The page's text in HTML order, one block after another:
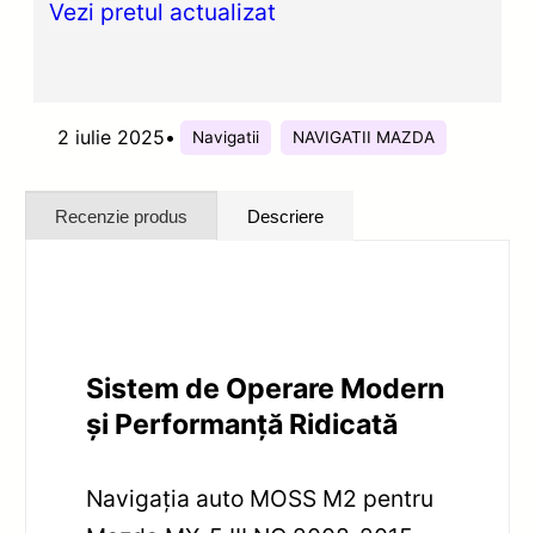
Vezi pretul actualizat
2 iulie 2025• Navigatii NAVIGATII MAZDA
Recenzie produs Descriere
Sistem de Operare Modern
și Performanță Ridicată
Navigația auto MOSS M2 pentru